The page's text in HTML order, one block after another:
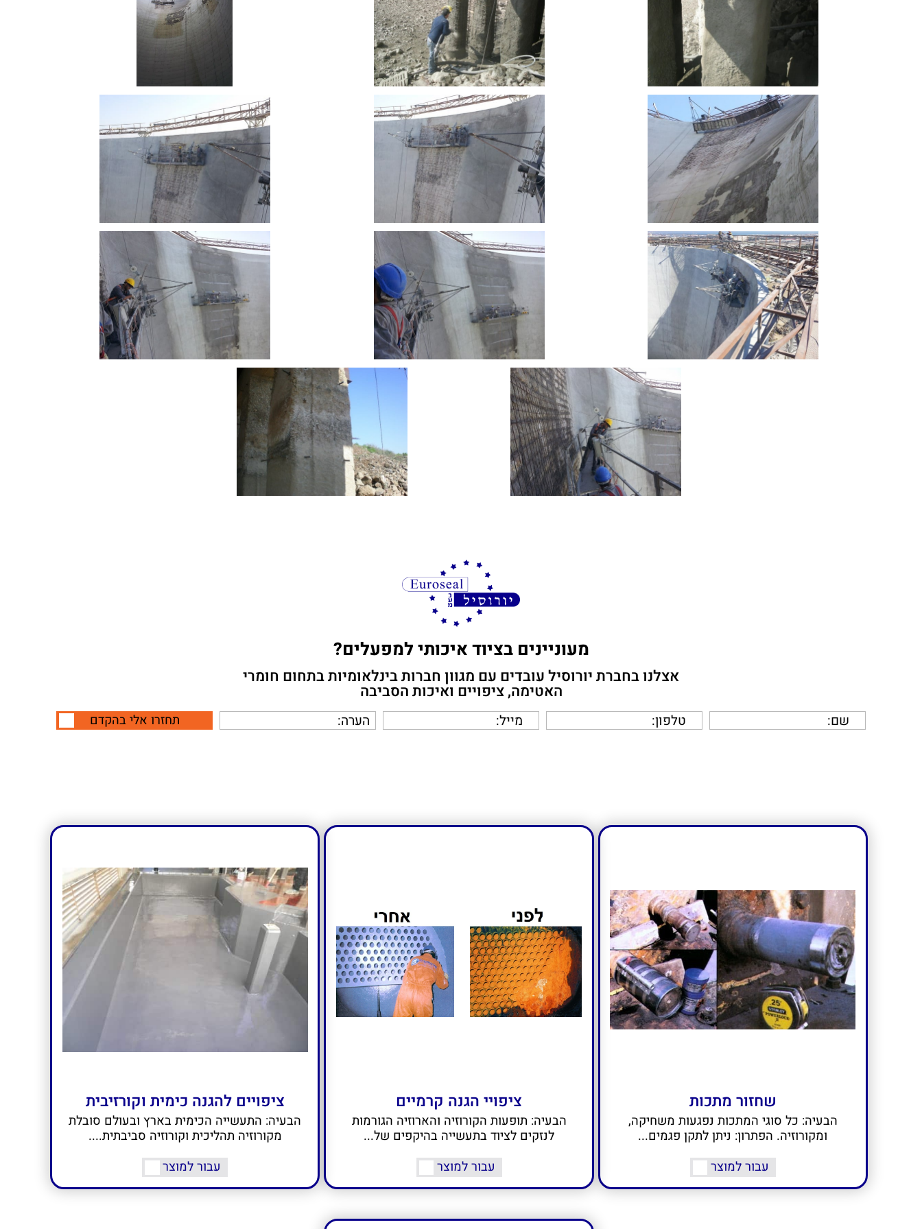
תחזרו אלי בהקדם
מעוניינים בציוד איכותי למפעלים?
אצלנו בחברת יורוסיל עובדים עם מגוון חברות בינלאומיות בתחום חומרי
האטימה, ציפויים ואיכות הסביבה
תחזרו אלי בהקדם
שחזור מתכות
הבעיה: כל סוגי המתכות נפגעות משחיקה,
ומקורוזיה. הפתרון: ניתן לתקן פגמים...
עבור למוצר
ציפויי הגנה קרמיים
הבעיה: תופעות הקורוזיה והארוזיה הגורמות
לנזקים לציוד בתעשייה בהיקפים של...
עבור למוצר
ציפויים להגנה כימית וקורזיבית
הבעיה: התעשייה הכימית בארץ ובעולם סובלת
מקורוזיה תהליכית וקורוזיה סביבתית....
עבור למוצר